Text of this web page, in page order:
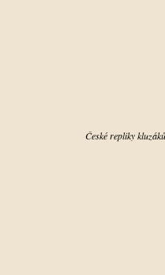
České repliky